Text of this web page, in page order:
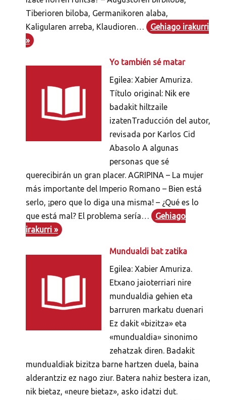
Tiberioren biloba, Germanikoren alaba,
Kaligularen arreba, Klaudioren…
Gehiago irakurri
»
Yo también sé matar
Egilea: Xabier Amuriza.
Título original: Nik ere
badakit hiltzaile
izatenTraducción del autor,
revisada por Karlos Cid
Abasolo A algunas
personas que sé
querecibirán un gran placer. AGRIPINA – La mujer
más importante del Imperio Romano – Bien está
serlo, ¡pero que lo diga una misma! – ¿Qué es lo
que está mal? El problema sería…
Gehiago
irakurri »
Mundualdi bat zatika
Egilea: Xabier Amuriza.
Etxano jaioterriari nire
mundualdia gehien eta
barruren markatu duenari
Ez dakit «bizitza» eta
«mundualdia» sinonimo
zehatzak diren. Badakit
mundualdiak bizitza barne hartzen duela, baina
alderantziz ez nago ziur. Batera nahiz bestera izan,
nik bietaz, «neure bietaz», asko idatzi dut.